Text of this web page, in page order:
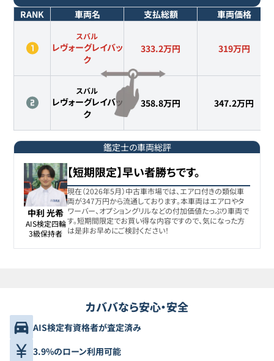
RANK 車両名 支払総額 車両価格
スバル
レヴォーグレイバッ
ク
333.2万円 319万円
スバル
レヴォーグレイバッ
ク
358.8万円 347.2万円
鑑定士の車両総評
中利 光希
AIS検定四輪
3級保持者
【短期限定】早い者勝ちです。
現在（2026年5月）中古車市場では、エアロ付きの類似車
両が347万円から流通しております。本車両はエアロやタ
ワーバー、オプショングリルなどの付加価値たっぷり車両で
す。短期間限定でお買い得な内容ですので、気になった方
は是非お早めにご検討ください！
カババなら安心・安全
AIS検定有資格者が査定済み
3.9%のローン利用可能